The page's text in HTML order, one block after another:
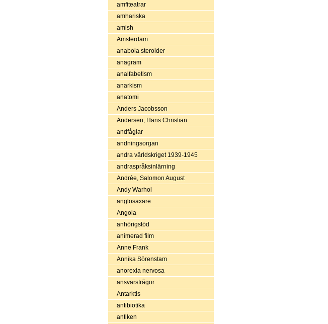
amfiteatrar
amhariska
amish
Amsterdam
anabola steroider
anagram
analfabetism
anarkism
anatomi
Anders Jacobsson
Andersen, Hans Christian
andfåglar
andningsorgan
andra världskriget 1939-1945
andraspråksinlärning
Andrée, Salomon August
Andy Warhol
anglosaxare
Angola
anhörigstöd
animerad film
Anne Frank
Annika Sörenstam
anorexia nervosa
ansvarsfrågor
Antarktis
antibiotika
antiken